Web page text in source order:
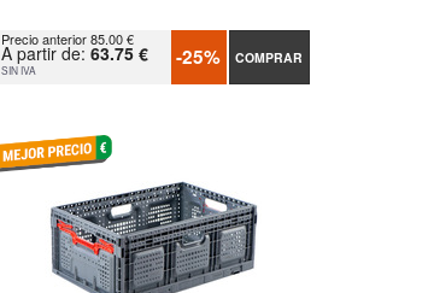
Precio anterior 85.00 €
A partir de:63.75 €
SIN IVA -25% COMPRAR